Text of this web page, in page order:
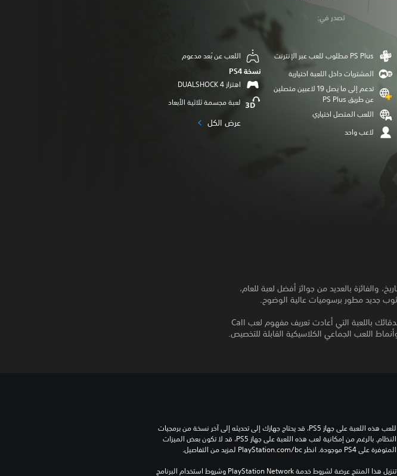
‏تصدر في: ‏
المشتريات داخل اللعبة اختيارية
تدعم إلى ما يصل 19 لاعبين متصلين
عن طريق PS Plus‏
اللعب المتصل اختياري
لاعب واحد
اللعب عن بُعد مدعوم
نسخة PS4‏
اهتزاز DUALSHOCK 4‏
لعبة مجسمة ثلاثية الأبعاد
عرض الكل
والفائزة بالعديد من جوائز أفضل لعبة للعام،
عد لمعايشة أروع طور قصة في التاريخ. وانضم إلى أصدقائك باللعبة التي أعادت تعريف مفهوم لعب Call
للعب هذه اللعبة على جهاز PS5، قد يحتاج جهازك إلى تحديثه إلى آخر نسخة من برمجيات
النظام. بالرغم من إمكانية لعب هذه اللعبة على جهاز PS5، قد لا تكون بعض الميزات
المتوفرة على PS4 موجودة. انظر ‎PlayStation.com/bc لمزيد من التفاصيل.